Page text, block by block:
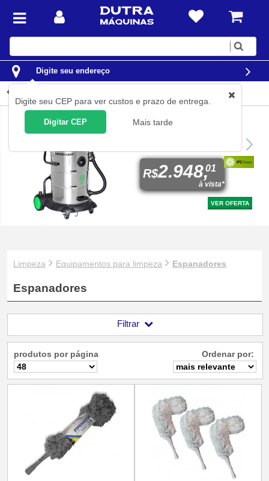
Digite
Digite seu endereço
Digite seu CEP para ver custos e prazo de entrega.
Digitar CEP Mais tarde
Aspirador de pó e líquido
R$2.948,01
à vista*
VER OFERTA
Limpeza Equipamentos para limpeza Espanadores
Espanadores
Filtrar
produtos por página Ordenar por: